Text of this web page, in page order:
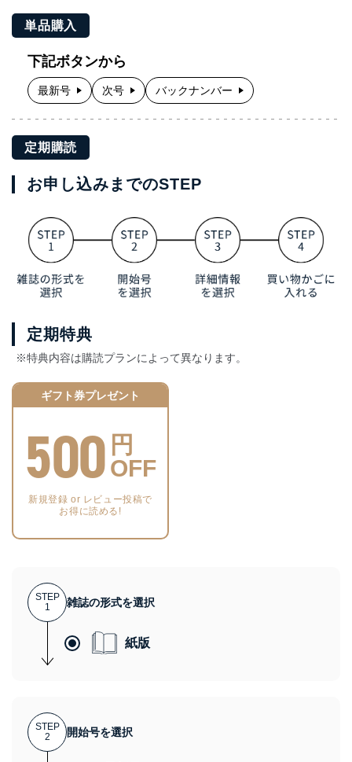
単品購入
下記ボタンから
最新号 次号 バックナンバー
定期購読
お申し込みまでのSTEP
定期特典
※特典内容は購読プランによって異なります。
ギフト券プレゼント
500 円
OFF
新規登録 or レビュー投稿で
お得に読める!
STEP
1
雑誌の形式を選択
紙版
STEP
2
開始号を選択